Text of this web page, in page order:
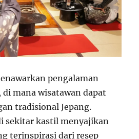
pengalaman
mana wisatawan dapat
tradisional Jepang.
sekitar kastil menyajikan
terinspirasi dari resep